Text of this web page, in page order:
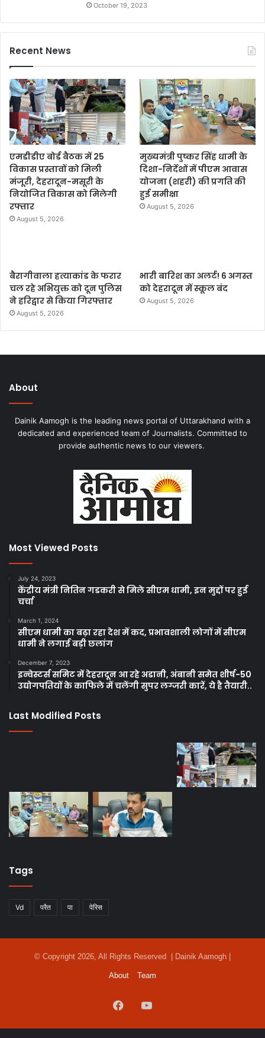
October 19, 2023
Recent News
एमडीडीए बोर्ड बैठक में 25
विकास प्रस्तावों को मिली
मंजूरी, देहरादून-मसूरी के
नियोजित विकास को मिलेगी
रफ्तार
August 5, 2026
मुख्यमंत्री पुष्कर सिंह धामी के
दिशा-निर्देशों में पीएम आवास
योजना (शहरी) की प्रगति की
हुई समीक्षा
August 5, 2026
बैरागीवाला हत्याकांड के फरार
चल रहे अभियुक्त को दून पुलिस
ने हरिद्वार से किया गिरफ्तार
August 5, 2026
भारी बारिश का अलर्ट! 6 अगस्त
को देहरादून में स्कूल बंद
August 5, 2026
About
Dainik Aamogh is the leading news portal of Uttarakhand with a
dedicated and experienced team of Journalists. Committed to
provide authentic news to our viewers.
Most Viewed Posts
July 24, 2023
केंद्रीय मंत्री नितिन गडकरी से मिले सीएम धामी, इन मुद्दों पर हुई
चर्चा
March 1, 2024
सीएम धामी का बढ़ा रहा देश में कद, प्रभावशाली लोगों में सीएम
धामी ने लगाई बड़ी छलांग
December 7, 2023
इन्वेस्टर्स समिट में देहरादून आ रहे अडानी, अंबानी समेत शीर्ष-50
उद्योगपतियों के काफिले में चलेंगी सुपर लग्जरी कारें, ये है तैयारी..
Last Modified Posts
Tags
Vd परैत पा पेरिस
© Copyright 2026, All Rights Reserved | Dainik Aamogh |
About Team
Facebook